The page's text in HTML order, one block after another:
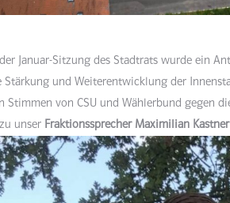
der Januar-Sitzung des Stadtrats wurde ein
Stärkung und Weiterentwicklung der
Stimmen von CSU und Wählerbund gegen
unser Fraktionssprecher Maximilian